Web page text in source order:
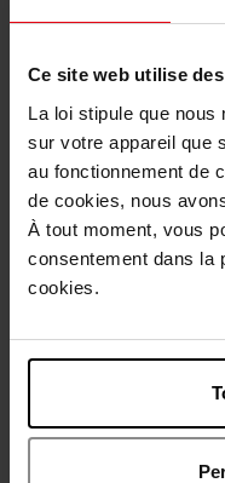
Ce site web utilise
La loi stipule que
sur votre appareil que
au fonctionnement de
de cookies, nous
À tout moment, vous
consentement dans la
cookies.
APRIL
Bain Douche
Gel douche